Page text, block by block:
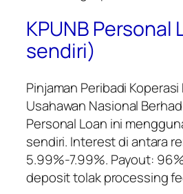
KPUNB Personal
sendiri)
Pinjaman Peribadi
Usahawan Nasional Berhad
Personal Loan ini
sendiri. Interest di antara
5.99%-7.99%. Payout:
deposit tolak processing